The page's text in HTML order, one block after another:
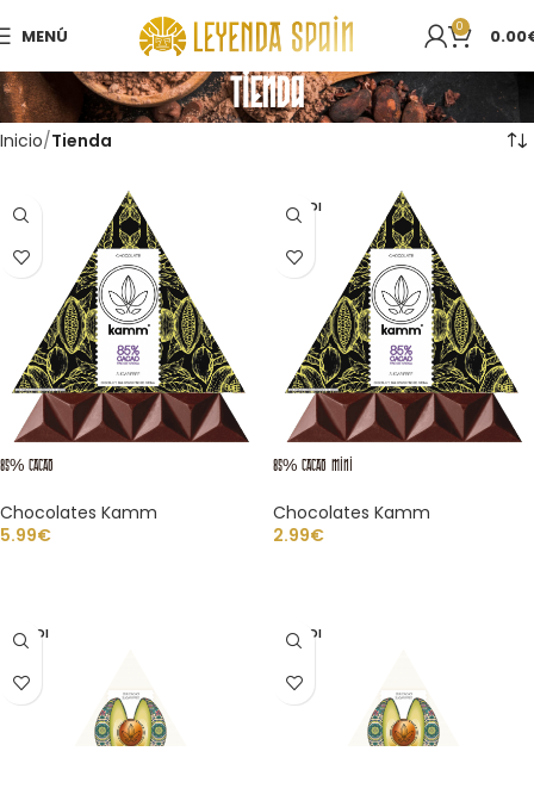
MENÚ 0 0.00
Tienda
Inicio Tienda
85% CACAO
Chocolates Kamm
5.99€
VENDI
DO
85% CACAO Mini
Chocolates Kamm
2.99€
VENDI
DO
VENDI
DO